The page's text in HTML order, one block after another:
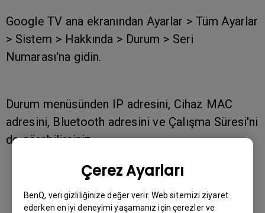
Çerez Ayarları
BenQ, veri gizliliğinize değer verir. Web sitemizi ziyaret
ederken en iyi deneyimi yaşamanız için çerezler ve
Google TV ana ekranından Ayarlar > Tüm Ayarlar
> Sistem > Hakkında > Durum > Seri
Numarası'na gidin.
Durum menüsünden IP adresini, Cihaz MAC
adresini, Bluetooth adresini ve Çalışma Süresi'ni
de görebilirsiniz.